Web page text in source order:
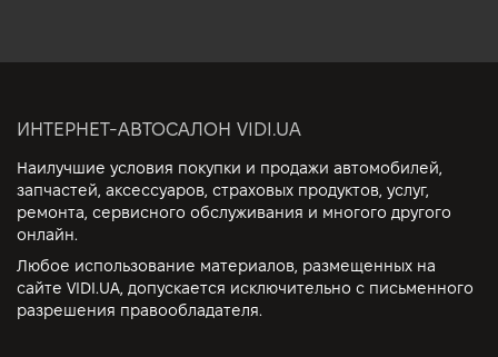
ИНТЕРНЕТ-АВТОСАЛОН VIDI.UA
Наилучшие условия покупки и продажи автомобилей,
запчастей, аксессуаров, страховых продуктов, услуг,
ремонта, сервисного обслуживания и многого другого
онлайн.
Любое использование материалов, размещенных на
сайте VIDI.UA, допускается исключительно с письменного
разрешения правообладателя.